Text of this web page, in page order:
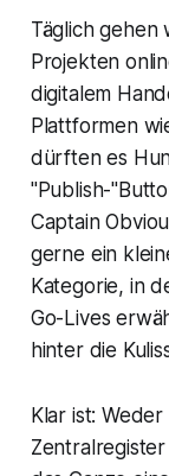
Täglich gehen
Projekten
digitalem
Plattformen
dürften es
"Publish-
Captain
gerne ein
Kategorie, in
Go-Lives
hinter die
Klar ist: